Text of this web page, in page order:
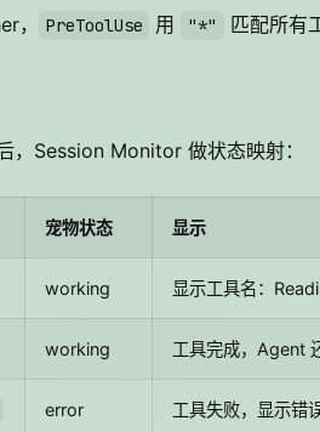
， PreToolUse 用 "*" 匹配所有
，Session Monitor 做状态映射：
宠物状态 显示
working 显示工具名：
working 工具完成，Agent
error 工具失败，显示错